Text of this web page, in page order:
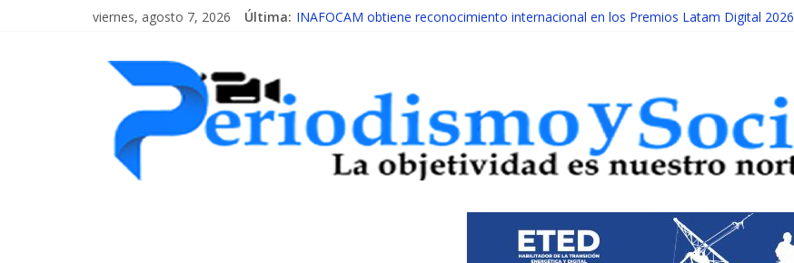
viernes, agosto 7, 2026 Última: INAFOCAM obtiene reconocimiento internacional en los Premios Latam Digital 2026
MESCyT presenta calendario de Consulta Nacional por la Educación